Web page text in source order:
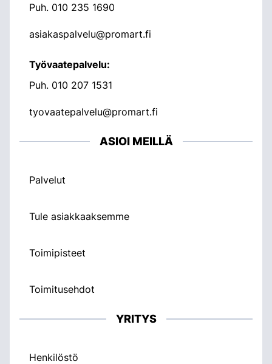
Puh. 010 235 1690
asiakaspalvelu@promart.fi
Työvaatepalvelu:
Puh. 010 207 1531
tyovaatepalvelu@promart.fi
ASIOI MEILLÄ
Palvelut
Tule asiakkaaksemme
Toimipisteet
Toimitusehdot
YRITYS
Henkilöstö